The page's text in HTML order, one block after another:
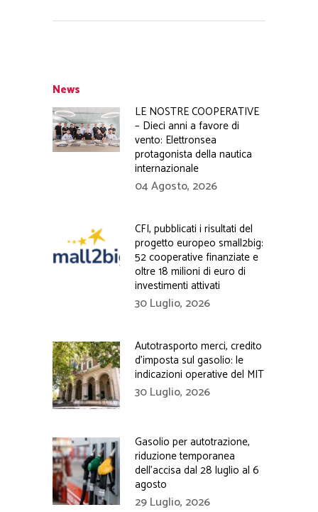
News
LE NOSTRE COOPERATIVE
– Dieci anni a favore di
vento: Elettronsea
protagonista della nautica
internazionale
04 Agosto, 2026
CFI, pubblicati i risultati del
progetto europeo small2big:
52 cooperative finanziate e
oltre 18 milioni di euro di
investimenti attivati
30 Luglio, 2026
Autotrasporto merci, credito
d’imposta sul gasolio: le
indicazioni operative del MIT
30 Luglio, 2026
Gasolio per autotrazione,
riduzione temporanea
dell’accisa dal 28 luglio al 6
agosto
29 Luglio, 2026